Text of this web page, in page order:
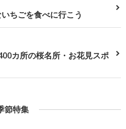
ちごを食べに行こう
カ所の桜名所・お花見スポ
節特集